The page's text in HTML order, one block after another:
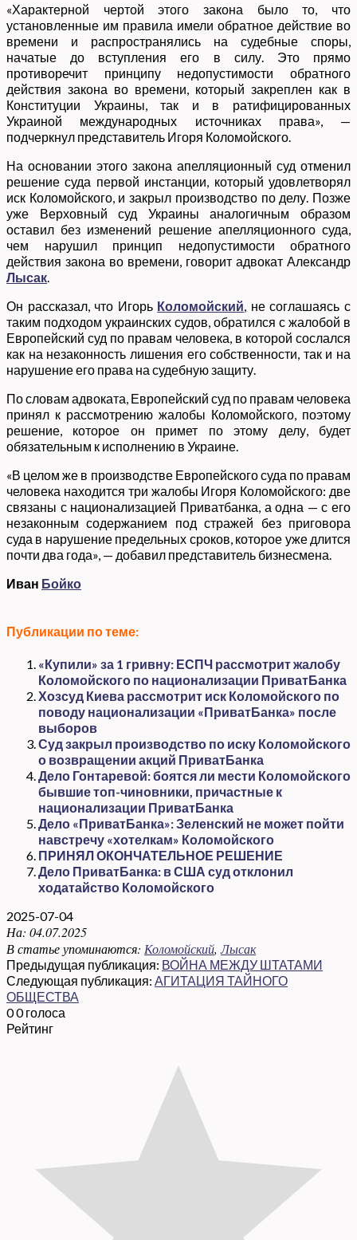
«Характерной чертой этого закона было то, что
установленные им правила имели обратное действие во
времени и распространялись на судебные споры,
начатые до вступления его в силу. Это прямо
противоречит принципу недопустимости обратного
действия закона во времени, который закреплен как в
Конституции Украины, так и в ратифицированных
Украиной международных источниках права», —
подчеркнул представитель Игоря Коломойского.
На основании этого закона апелляционный суд отменил
решение суда первой инстанции, который удовлетворял
иск Коломойского, и закрыл производство по делу. Позже
уже Верховный суд Украины аналогичным образом
оставил без изменений решение апелляционного суда,
чем нарушил принцип недопустимости обратного
действия закона во времени, говорит адвокат Александр
Лысак
Он рассказал, что Игорь Коломойский , не соглашаясь с
таким подходом украинских судов, обратился с жалобой в
Европейский суд по правам человека, в которой сослался
как на незаконность лишения его собственности, так и на
нарушение его права на судебную защиту.
По словам адвоката, Европейский суд по правам человека
принял к рассмотрению жалобы Коломойского, поэтому
решение, которое он примет по этому делу, будет
обязательным к исполнению в Украине.
«В целом же в производстве Европейского суда по правам
человека находится три жалобы Игоря Коломойского: две
связаны с национализацией Приватбанка, а одна — с его
незаконным содержанием под стражей без приговора
суда в нарушение предельных сроков, которое уже длится
почти два года», — добавил представитель бизнесмена.
Иван Бойко
Публикации по теме:
«Купили» за 1 гривну: ЕСПЧ рассмотрит жалобу
Коломойского по национализации ПриватБанка
Хозсуд Киева рассмотрит иск Коломойского по
поводу национализации «ПриватБанка» после
выборов
Суд закрыл производство по иску Коломойского
о возвращении акций ПриватБанка
Дело Гонтаревой: боятся ли мести Коломойского
бывшие топ-чиновники, причастные к
национализации ПриватБанка
Дело «ПриватБанка»: Зеленский не может пойти
навстречу «хотелкам» Коломойского
ПРИНЯЛ ОКОНЧАТЕЛЬНОЕ РЕШЕНИЕ
Дело ПриватБанка: в США суд отклонил
ходатайство Коломойского
2025-07-04
На: 04.07.2025
В статье упоминаются: Коломойский,Лысак
Предыдущая публикация: ВОЙНА МЕЖДУ ШТАТАМИ
Следующая публикация: АГИТАЦИЯ ТАЙНОГО
ОБЩЕСТВА
00 голоса
Рейтинг